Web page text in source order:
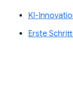
KI-
Erste